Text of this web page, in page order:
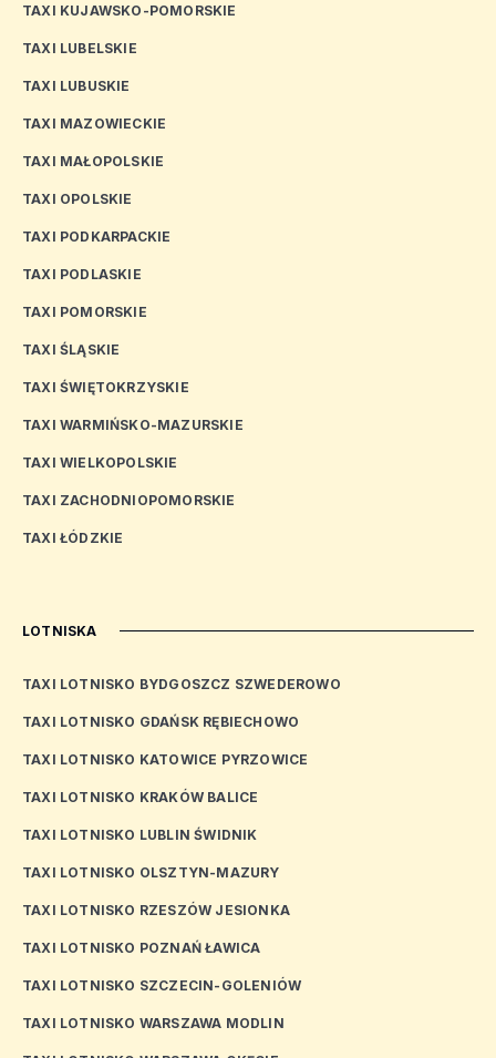
TAXI KUJAWSKO-POMORSKIE
TAXI LUBELSKIE
TAXI LUBUSKIE
TAXI MAZOWIECKIE
TAXI MAŁOPOLSKIE
TAXI OPOLSKIE
TAXI PODKARPACKIE
TAXI PODLASKIE
TAXI POMORSKIE
TAXI ŚLĄSKIE
TAXI ŚWIĘTOKRZYSKIE
TAXI WARMIŃSKO-MAZURSKIE
TAXI WIELKOPOLSKIE
TAXI ZACHODNIOPOMORSKIE
TAXI ŁÓDZKIE
LOTNISKA
TAXI LOTNISKO BYDGOSZCZ SZWEDEROWO
TAXI LOTNISKO GDAŃSK RĘBIECHOWO
TAXI LOTNISKO KATOWICE PYRZOWICE
TAXI LOTNISKO KRAKÓW BALICE
TAXI LOTNISKO LUBLIN ŚWIDNIK
TAXI LOTNISKO OLSZTYN-MAZURY
TAXI LOTNISKO RZESZÓW JESIONKA
TAXI LOTNISKO POZNAŃ ŁAWICA
TAXI LOTNISKO SZCZECIN-GOLENIÓW
TAXI LOTNISKO WARSZAWA MODLIN